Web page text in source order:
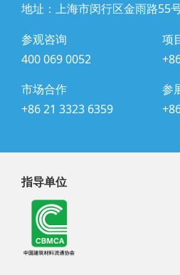
地址：上海市闵行区金雨路55
参观咨询
400 069 0052
项
市场合作
+86 21 3323 6359
参
指导单位